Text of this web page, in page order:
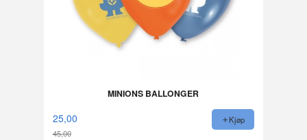
MINIONS BALLONGER
25,00
45,00
Kjøp